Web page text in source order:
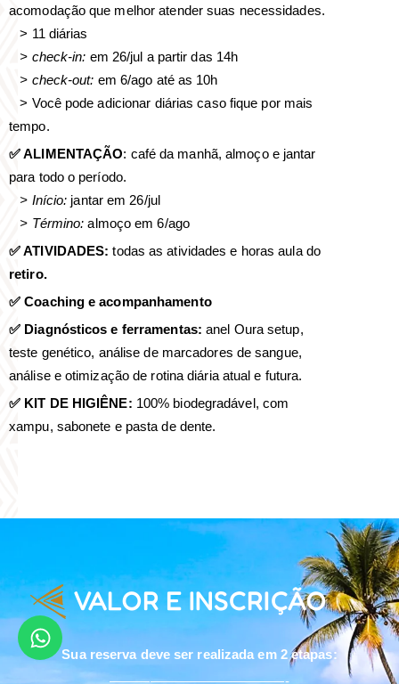
acomodação que melhor atender suas necessidades.
> 11 diárias
> check-in: em 26/jul a partir das 14h
> check-out: em 6/ago até as 10h
> Você pode adicionar diárias caso fique por mais
tempo.
✅ ALIMENTAÇÃO: café da manhã, almoço e jantar
para todo o período.
> Início: jantar em 26/jul
> Término: almoço em 6/ago
✅ ATIVIDADES: todas as atividades e horas aula do
retiro.
✅ Coaching e acompanhamento
✅ Diagnósticos e ferramentas: anel Oura setup,
teste genético, análise de marcadores de sangue,
análise e otimização de rotina diária atual e futura.
✅ KIT DE HIGIÊNE: 100% biodegradável, com
xampu, sabonete e pasta de dente.
VALOR E INSCRIÇÃO
Sua reserva deve ser realizada em 2 etapas: